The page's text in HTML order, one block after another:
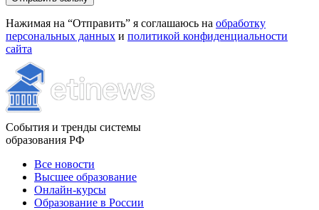
Нажимая на “Отправить” я соглашаюсь на обработку
персональных данных и политикой конфиденциальности
сайта
События и тренды системы
образования РФ
Все новости
Высшее образование
Онлайн-курсы
Образование в России